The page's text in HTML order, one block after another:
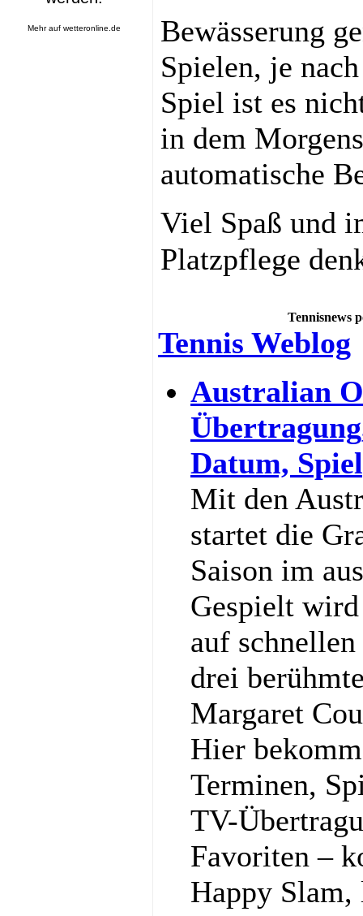
Mehr aufwetteronline.de
Bewässerung
Spielen, je
Spiel ist es
in dem
automatische
Viel Spaß und
Platzpflege
Tennisnews
Tennis Weblog
Australian
Datum,
Mit den
startet die
Saison im
Gespielt
auf
drei
Margaret
Hier
Terminen,
TV-
Favoriten –
Happy Slam,